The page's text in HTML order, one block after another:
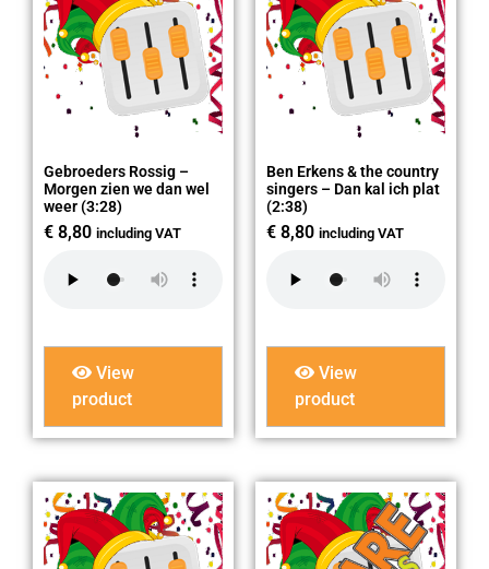
Gebroeders Rossig –
Morgen zien we dan wel
weer (3:28)
€ 8,80 including VAT
View
product
Ben Erkens & the country
singers – Dan kal ich plat
(2:38)
€ 8,80 including VAT
View
product